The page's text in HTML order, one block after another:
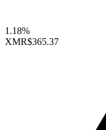
1.18%
XMR$365.37